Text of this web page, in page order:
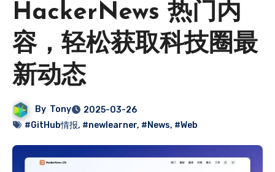
HackerNews 热门内
容，轻松获取科技圈最
新动态
By Tony
2025-03-26
#GitHub情报, #newlearner, #News, #Web